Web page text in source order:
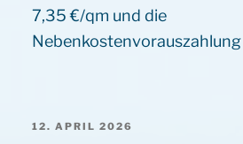
7,35 €/qm und die
VERÖFFENTLICHT
12. APRIL 2026